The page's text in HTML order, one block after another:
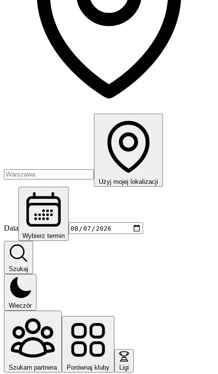
Użyj mojej lokalizacji
Data
Wybierz termin
Szukaj
Wieczór
Szukam partnera Porównaj kluby Ligi